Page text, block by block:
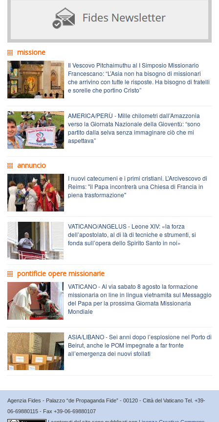
missione
Il Vescovo Pitchaimuthu al I Simposio Missionario
Francescano: “L’Asia non ha bisogno di missionari
che arrivino con tutte le risposte. Ha bisogno di fratelli
e sorelle che portino Cristo”
AMERICA/PERÙ - Mille chilometri dall’Amazzonia
verso la Giornata Nazionale della Gioventù: “sono
partito dalla selva senza immaginare ciò che mi
aspettava”
annuncio
I nuovi catecumeni e i primi cristiani. L’Arcivescovo di
Reims: "il Papa incontrerà una Chiesa di Francia in
piena trasformazione"
VATICANO/ANGELUS - Leone XIV: «la forza
dell’apostolato, al di là di tecniche e strumenti, si
fonda sull’opera dello Spirito Santo in noi»
pontificie opere missionarie
VATICANO - Al via sabato 8 agosto la formazione
missionaria on line in lingua vietnamita sul Messaggio
del Papa per la prossima Giornata Missionaria
Mondiale
ASIA/LIBANO - Sei anni dopo l’esplosione nel Porto di
Beirut, anche le POM impegnate a far fronte
all’emergenza dei nuovi sfollati
Agenzia Fides - Palazzo “de Propaganda Fide” - 00120 - Città del Vaticano Tel. +39-
06-69880115 - Fax +39-06-69880107